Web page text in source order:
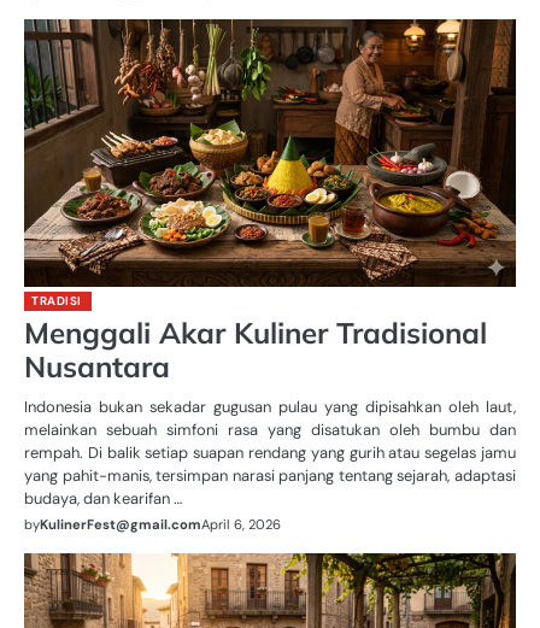
TRADISI
Menggali Akar Kuliner Tradisional
Nusantara
Indonesia bukan sekadar gugusan pulau yang dipisahkan oleh laut,
melainkan sebuah simfoni rasa yang disatukan oleh bumbu dan
rempah. Di balik setiap suapan rendang yang gurih atau segelas jamu
yang pahit-manis, tersimpan narasi panjang tentang sejarah, adaptasi
budaya, dan kearifan …
byKulinerFest@gmail.comApril 6, 2026